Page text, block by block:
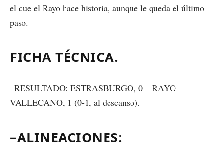
el que el Rayo hace historia, aunque le queda el último
paso.
FICHA TÉCNICA.
–RESULTADO: ESTRASBURGO, 0 – RAYO
VALLECANO, 1 (0-1, al descanso).
–ALINEACIONES: